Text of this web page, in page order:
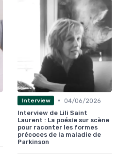
Interview • 04/06/2026
Interview de Lili Saint
Laurent : La poésie sur scène
pour raconter les formes
précoces de la maladie de
Parkinson